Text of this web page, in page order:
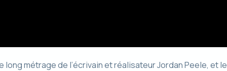
long métrage de l’écrivain et réalisateur Jordan Peele, et